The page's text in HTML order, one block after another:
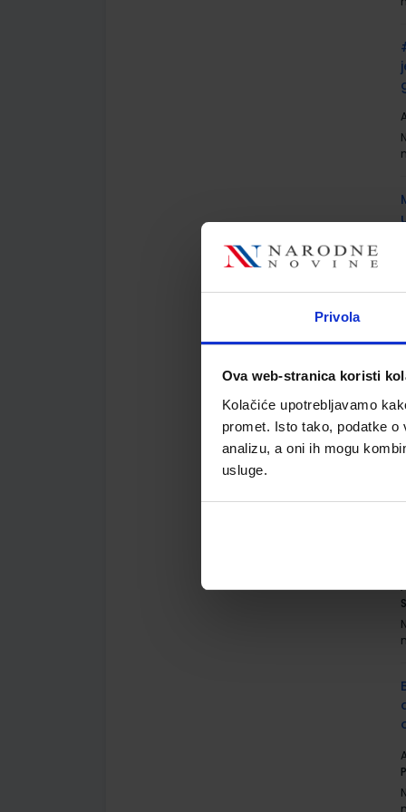
Privola
Ova web-stranica koristi
Kolačiće upotrebljavamo
promet. Isto tako, podatke
analizu, a oni ih mogu
usluge.